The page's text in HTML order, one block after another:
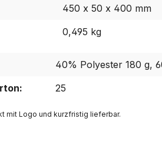
450 x 50 x 400 mm
0,495 kg
40% Polyester 180 g,
25
mit Logo und kurzfristig lieferbar.